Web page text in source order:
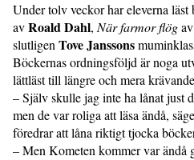
Under tolv veckor har eleverna
avRoald Dahl,När farmor flögav
slutligenTove Janssons
Böckernas ordningsföljd är noga
lättläst till längre och mera
– Själv skulle jag inte ha lånat just
men de var roliga att läsa ändå,
föredrar att låna riktigt tjocka
– Men Kometen kommer var ändå